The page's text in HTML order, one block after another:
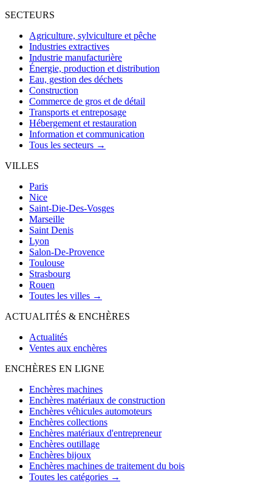
SECTEURS
Agriculture, sylviculture et pêche
Industries extractives
Industrie manufacturière
Énergie, production et distribution
Eau, gestion des déchets
Construction
Commerce de gros et de détail
Transports et entreposage
Hébergement et restauration
Information et communication
Tous les secteurs →
VILLES
Paris
Nice
Saint-Die-Des-Vosges
Marseille
Saint Denis
Lyon
Salon-De-Provence
Toulouse
Strasbourg
Rouen
Toutes les villes →
ACTUALITÉS & ENCHÈRES
Actualités
Ventes aux enchères
ENCHÈRES EN LIGNE
Enchères machines
Enchères matériaux de construction
Enchères véhicules automoteurs
Enchères collections
Enchères matériaux d'entrepreneur
Enchères outillage
Enchères bijoux
Enchères machines de traitement du bois
Toutes les catégories →